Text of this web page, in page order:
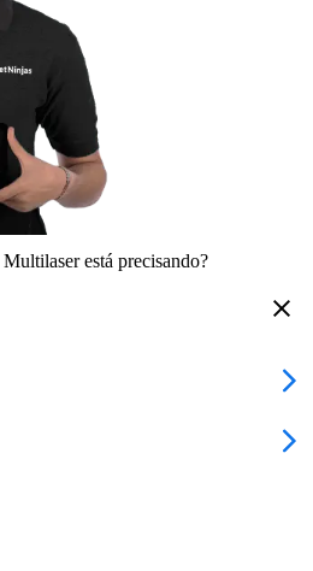
está precisando?